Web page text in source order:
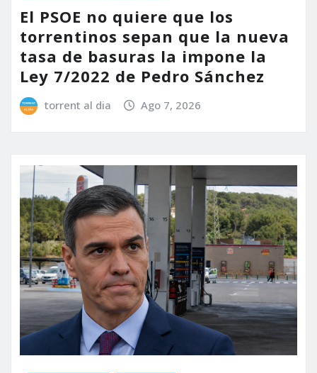
El PSOE no quiere que los
torrentinos sepan que la nueva
tasa de basuras la impone la
Ley 7/2022 de Pedro Sánchez
torrent al dia Ago 7, 2026